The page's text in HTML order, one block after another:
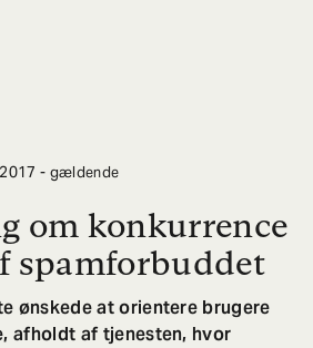
- gældende
om konkurrence
spamforbuddet
ønskede at orientere brugere
afholdt af tjenesten, hvor